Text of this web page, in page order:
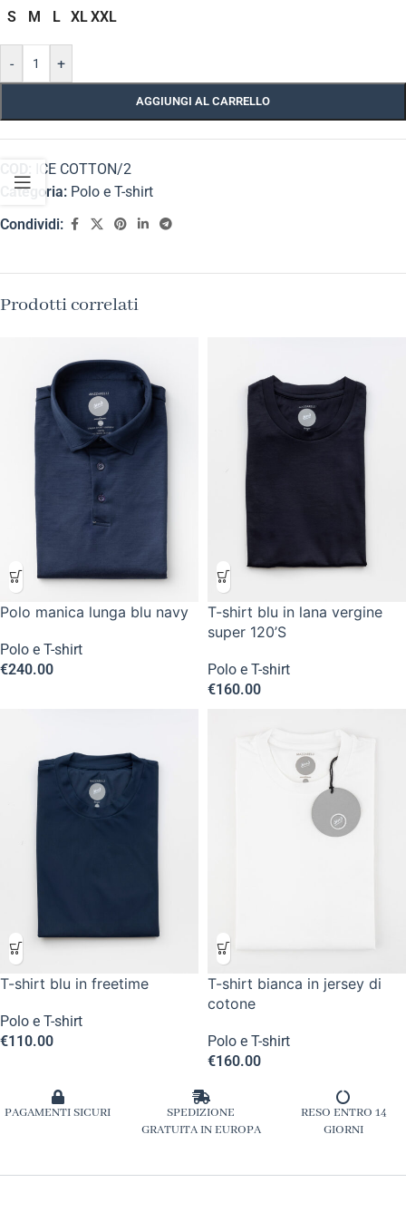
S
M L XLXXL
- +
AGGIUNGI AL CARRELLO
ICE COTTON/2
Categoria: Polo e T-shirt
Condividi:
Prodotti correlati
Polo manica lunga blu navy
Polo e T-shirt
€240.00
T-shirt blu in lana vergine
super 120’S
Polo e T-shirt
€160.00
T-shirt blu in freetime
Polo e T-shirt
€110.00
T-shirt bianca in jersey di
cotone
Polo e T-shirt
€160.00
PAGAMENTI SICURI
SPEDIZIONE
GRATUITA IN EUROPA
RESO ENTRO 14
GIORNI